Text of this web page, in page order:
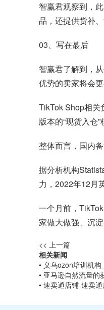
智赢君观察到，
品，还提供货补
03、写在蕞后
智赢君了解到，
优势的卖家将会
TikTok Shop相关
版本的“现货入仓
整体而言，国内
据分析机构
力，2022年12月
一个月前，
家做大做强、沉
<< 上一篇
相关新闻
• 义乌ozon培训机
• 亚马逊自然流量
• 速卖通店铺-速卖